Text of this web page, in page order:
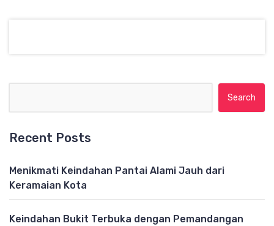
Recent Posts
Menikmati Keindahan Pantai Alami Jauh dari
Keramaian Kota
Keindahan Bukit Terbuka dengan Pemandangan